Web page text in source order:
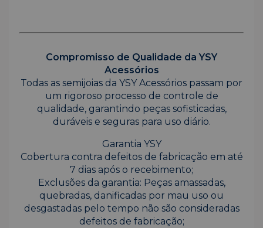
Compromisso de Qualidade da YSY
Acessórios
Todas as semijoias da YSY Acessórios passam por
um rigoroso processo de controle de
qualidade, garantindo peças sofisticadas,
duráveis e seguras para uso diário.
Garantia YSY
Cobertura contra defeitos de fabricação em até
7 dias após o recebimento;
Exclusões da garantia: Peças amassadas,
quebradas, danificadas por mau uso ou
desgastadas pelo tempo não são consideradas
defeitos de fabricação;